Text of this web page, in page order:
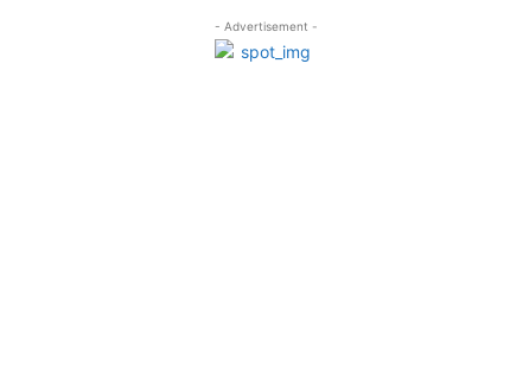
- Advertisement -